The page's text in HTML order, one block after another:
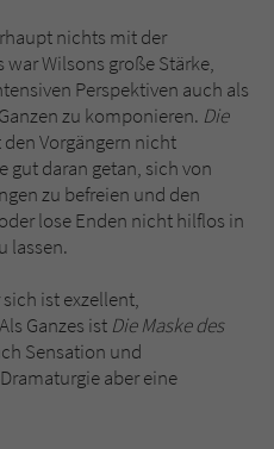
nichts mit der
Wilsons große Stärke,
Perspektiven auch als
zu komponieren. Die
Vorgängern nicht
gut daran getan, sich von
zu befreien und den
lose Enden nicht hilflos in
lassen.
ist exzellent,
Ganzes ist Die Maske des
Sensation und
aber eine